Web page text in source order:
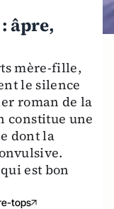
âpre,
mère-fille,
le silence
roman de la
constitue une
dont la
est bon
tops